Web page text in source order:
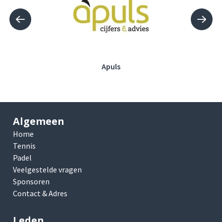
Apuls
Algemeen
Home
Tennis
Padel
Veelgestelde vragen
Sponsoren
Contact & Adres